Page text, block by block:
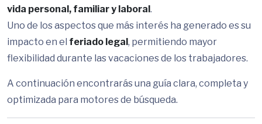
vida personal, familiar y laboral.
Uno de los aspectos que más interés ha generado es su
impacto en el feriado legal, permitiendo mayor
flexibilidad durante las vacaciones de los trabajadores.
A continuación encontrarás una guía clara, completa y
optimizada para motores de búsqueda.